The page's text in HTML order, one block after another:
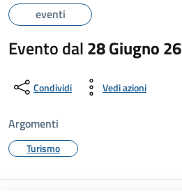
eventi
Evento dal28 Giugno 26
Condividi Vedi azioni
Argomenti
Turismo